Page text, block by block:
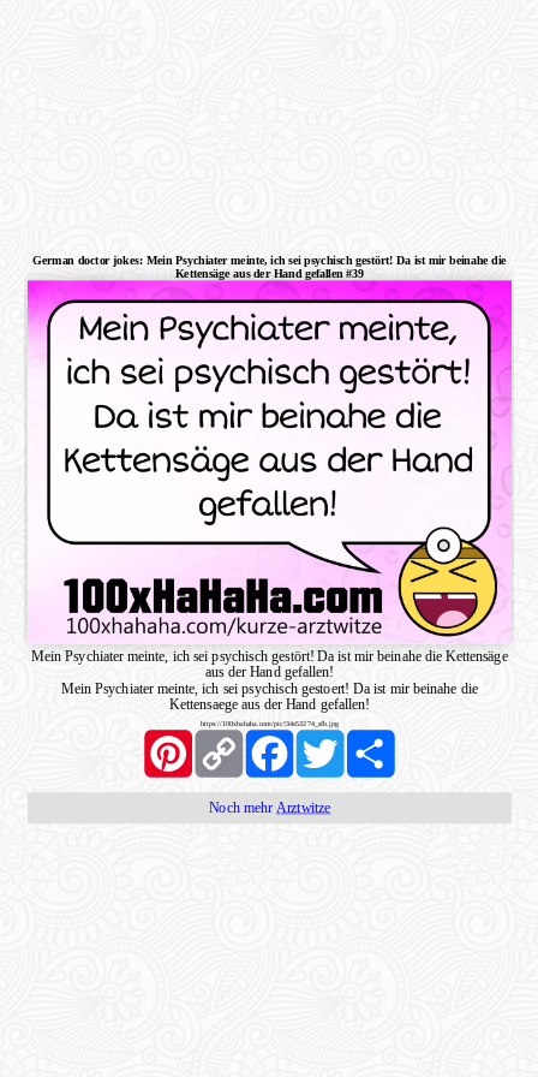
German doctor jokes: Mein Psychiater meinte, ich sei psychisch gestört! Da ist mir beinahe die
Kettensäge aus der Hand gefallen #39
Mein Psychiater meinte, ich sei psychisch gestört! Da ist mir beinahe die Kettensäge
aus der Hand gefallen!
Mein Psychiater meinte, ich sei psychisch gestoert! Da ist mir beinahe die
Kettensaege aus der Hand gefallen!
https://100xhahaha.com/pic!34e53274_sfb.jpg
PinterestCopy
Link
FacebookTwitter Share
Noch mehr Arztwitze